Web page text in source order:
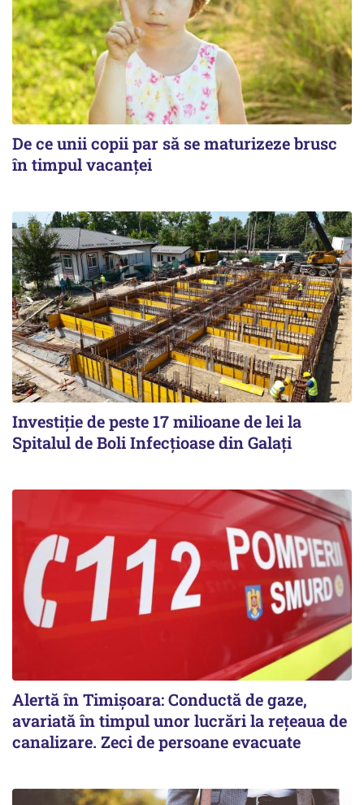
De ce unii copii par să se maturizeze brusc
în timpul vacanței
Investiție de peste 17 milioane de lei la
Spitalul de Boli Infecțioase din Galați
Alertă în Timișoara: Conductă de gaze,
avariată în timpul unor lucrări la rețeaua de
canalizare. Zeci de persoane evacuate